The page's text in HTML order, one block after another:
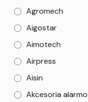
Agromech
Aigostar
Aimotech
Airpress
Aisin
Akcesoria